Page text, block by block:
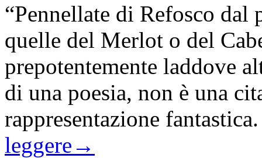
“Pennellate di Refosco
quelle del Merlot o del
prepotentemente laddove
di una poesia, non è una
rappresentazione
leggere →